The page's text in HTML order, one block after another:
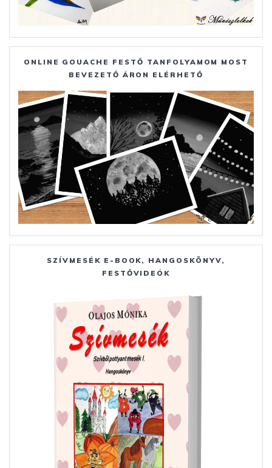
ONLINE GOUACHE FESTŐ TANFOLYAMOM MOST
BEVEZETŐ ÁRON ELÉRHETŐ
SZÍVMESÉK E-BOOK, HANGOSKÖNYV,
FESTŐVIDEÓK